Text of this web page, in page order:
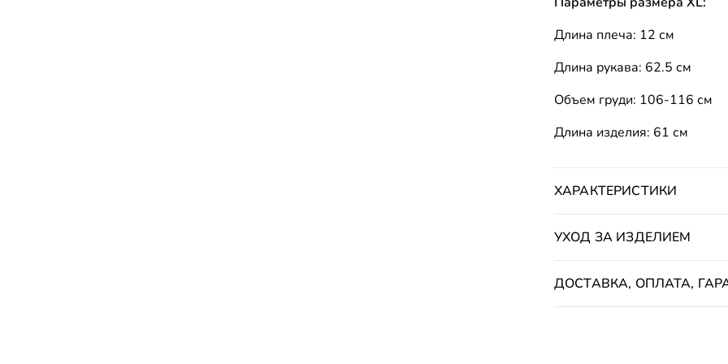
Длина плеча: 12 см
Длина рукава: 62.5 см
Объем груди: 106-116 см
Длина изделия: 61 см
ХАРАКТЕРИСТИКИ
УХОД ЗА ИЗДЕЛИЕМ
ДОСТАВКА, ОПЛАТА,